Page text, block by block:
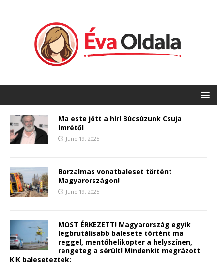
Ma este jött a hír! Búcsúzunk Csuja
Imrétől
June 19, 2025
Borzalmas vonatbaleset történt
Magyarországon!
June 19, 2025
MOST ÉRKEZETT! Magyarország egyik
legbrutálisabb balesete történt ma
reggel, mentőhelikopter a helyszínen,
rengeteg a sérült! Mindenkit megrázott
KIK baleseteztek: